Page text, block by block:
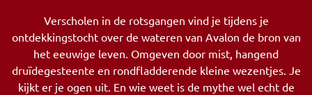
Verscholen in de rotsgangen vind je tijdens je
ontdekkingstocht over de wateren van Avalon de bron van
het eeuwige leven. Omgeven door mist, hangend
druïdegesteente en rondfladderende kleine wezentjes. Je
kijkt er je ogen uit. En wie weet is de mythe wel echt de